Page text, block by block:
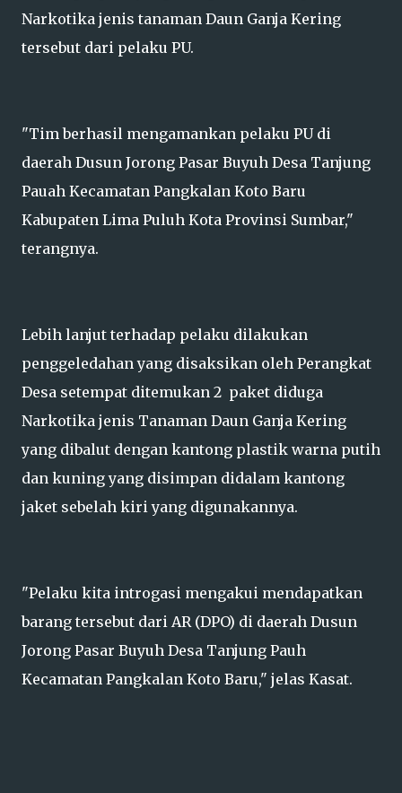
Narkotika jenis tanaman Daun Ganja Kering
tersebut dari pelaku PU.
"Tim berhasil mengamankan pelaku PU di
daerah Dusun Jorong Pasar Buyuh Desa Tanjung
Pauah Kecamatan Pangkalan Koto Baru
Kabupaten Lima Puluh Kota Provinsi Sumbar,"
terangnya.
Lebih lanjut terhadap pelaku dilakukan
penggeledahan yang disaksikan oleh Perangkat
Desa setempat ditemukan 2 paket diduga
Narkotika jenis Tanaman Daun Ganja Kering
yang dibalut dengan kantong plastik warna putih
dan kuning yang disimpan didalam kantong
jaket sebelah kiri yang digunakannya.
"Pelaku kita introgasi mengakui mendapatkan
barang tersebut dari AR (DPO) di daerah Dusun
Jorong Pasar Buyuh Desa Tanjung Pauh
Kecamatan Pangkalan Koto Baru," jelas Kasat.